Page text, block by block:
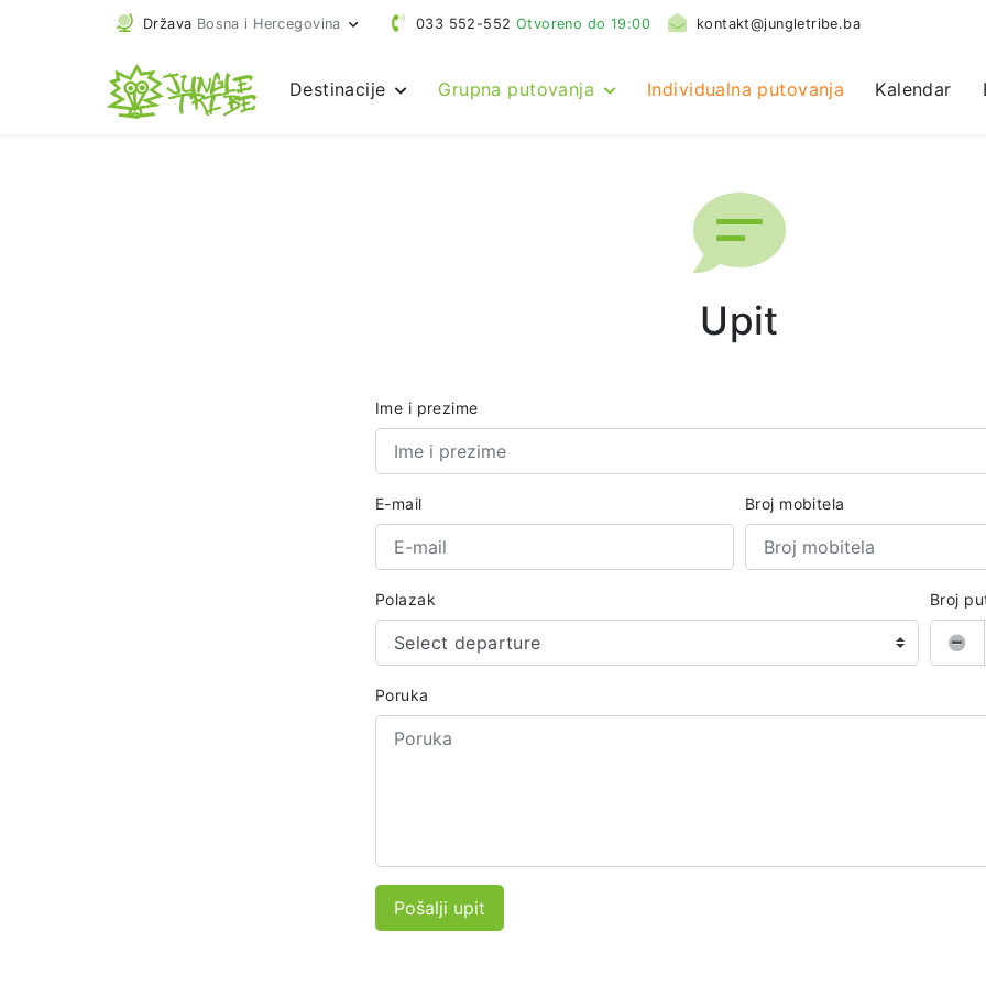
Država Bosna i Hercegovina 033 552-552 Otvoreno do 19:00 kontakt@jungletribe.ba
Destinacije Grupna putovanja Individualna putovanja Kalendar
Upit
Ime i prezime
E-mail Broj mobitela
Polazak
Select departure
Broj
Poruka
Pošalji upit